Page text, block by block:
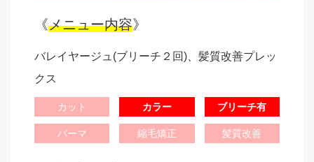
《メニュー内容》
バレイヤージュ(ブリーチ２回)、髪質改善プレッ
クス
カット カラー ブリーチ有
パーマ 縮毛矯正 髪質改善